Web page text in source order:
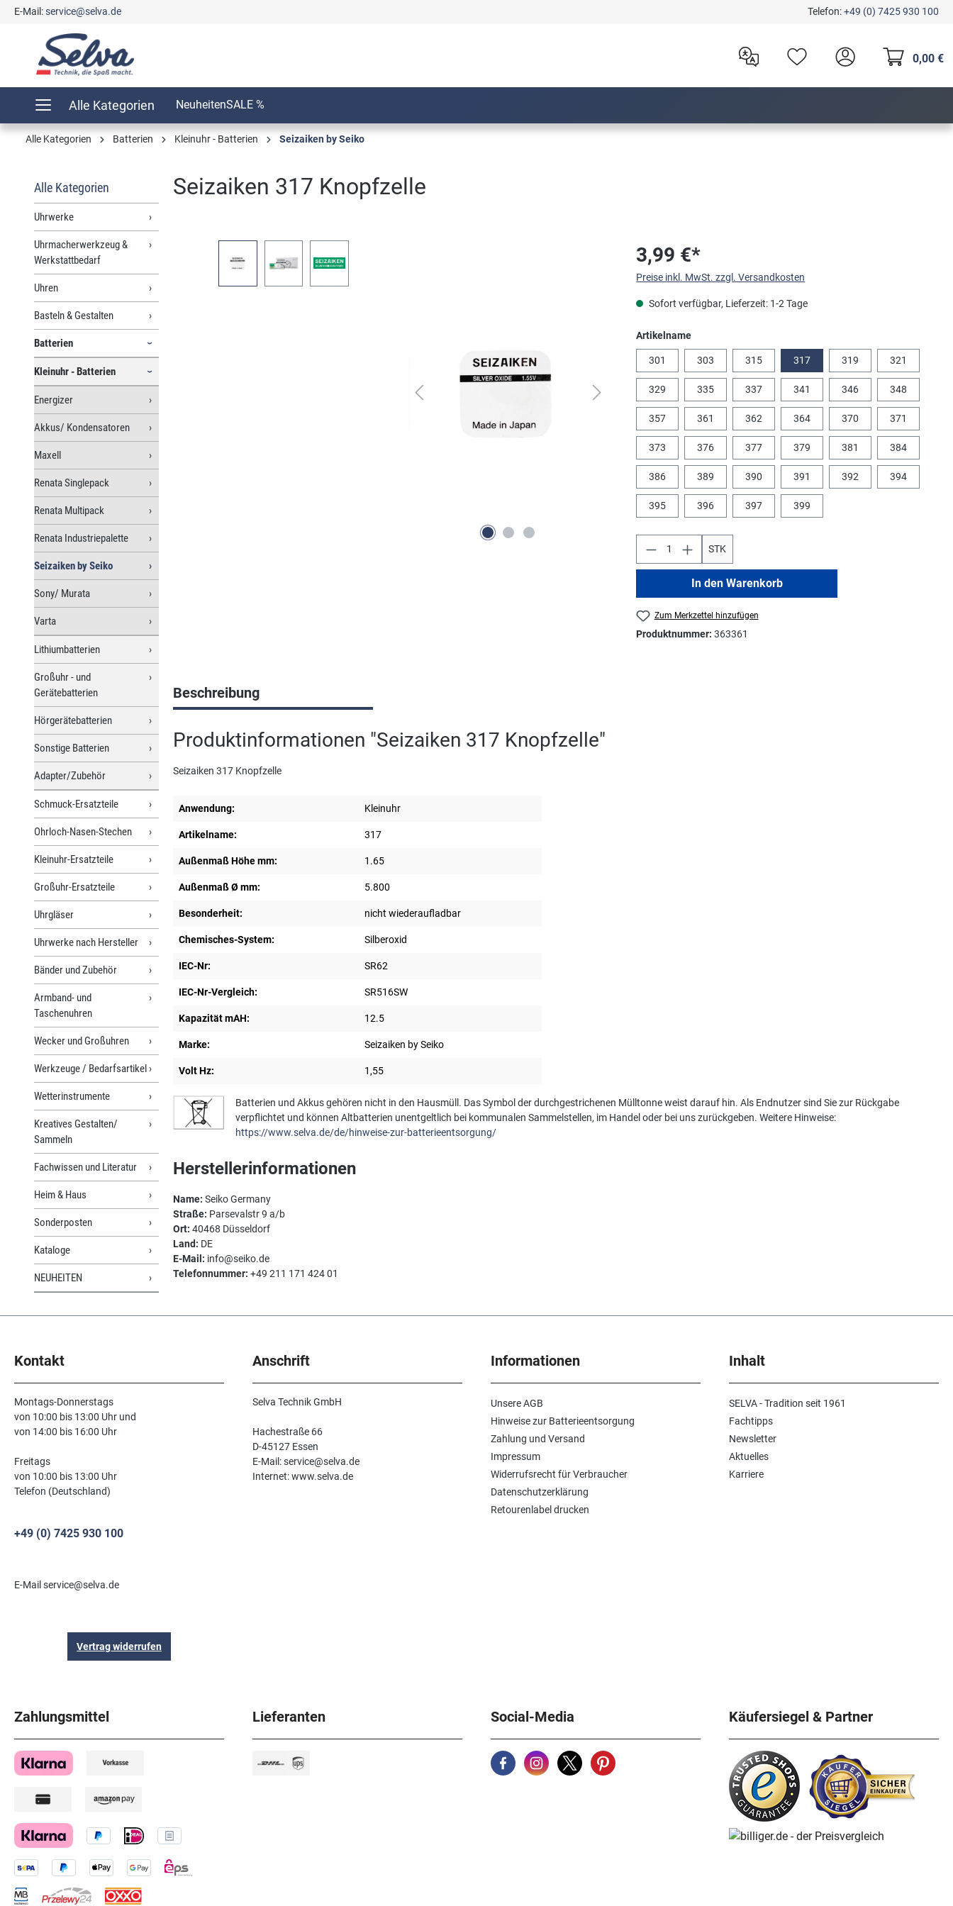
Zur Hauptnavigation springen
E-Mail:service@selva.de Telefon:+49 (0) 7425 930 100
0,00 €
Alle Kategorien NeuheitenSALE %
Alle Kategorien Batterien Kleinuhr - Batterien Seizaiken by Seiko
Alle Kategorien
Uhrwerke
Uhrmacherwerkzeug &
Werkstattbedarf
Uhren
Basteln & Gestalten
Batterien
Kleinuhr - Batterien
Energizer
Akkus/ Kondensatoren
Maxell
Renata Singlepack
Renata Multipack
Renata Industriepalette
Seizaiken by Seiko
Sony/ Murata
Varta
Lithiumbatterien
Großuhr - und
Gerätebatterien
Hörgerätebatterien
Sonstige Batterien
Adapter/Zubehör
Schmuck-Ersatzteile
Ohrloch-Nasen-Stechen
Kleinuhr-Ersatzteile
Großuhr-Ersatzteile
Uhrgläser
Uhrwerke nach Hersteller
Bänder und Zubehör
Armband- und
Taschenuhren
Wecker und Großuhren
Werkzeuge / Bedarfsartikel
Wetterinstrumente
Kreatives Gestalten/
Sammeln
Fachwissen und Literatur
Heim & Haus
Sonderposten
Kataloge
NEUHEITEN
Seizaiken 317 Knopfzelle
3,99 €*
Preise inkl. MwSt. zzgl. Versandkosten
Sofort verfügbar, Lieferzeit: 1-2 Tage
Artikelnameauswählen
301 303 315 317 319 321
329 335 337 341 346 348
357 361 362 364 370 371
373 376 377 379 381 384
386 389 390 391 392 394
395 396 397 399
STK
In den Warenkorb
Zum Merkzettel hinzufügen
Produktnummer:363361
Beschreibung
Produktinformationen "Seizaiken 317 Knopfzelle"
Seizaiken 317 Knopfzelle
Anwendung: Kleinuhr
Artikelname: 317
Außenmaß Höhe mm: 1.65
Außenmaß Ø mm: 5.800
Besonderheit: nicht wiederaufladbar
Chemisches-System: Silberoxid
IEC-Nr: SR62
IEC-Nr-Vergleich: SR516SW
Kapazität mAH: 12.5
Marke: Seizaiken by Seiko
Volt Hz: 1,55
Batterien und Akkus gehören nicht in den Hausmüll. Das Symbol der durchgestrichenen Mülltonne weist darauf hin. Als Endnutzer sind Sie zur Rückgabe
verpflichtet und können Altbatterien unentgeltlich bei kommunalen Sammelstellen, im Handel oder bei uns zurückgeben. Weitere Hinweise:
https://www.selva.de/de/hinweise-zur-batterieentsorgung/
Herstellerinformationen
Name: Seiko Germany
Straße: Parsevalstr 9 a/b
Ort: 40468 Düsseldorf
Land: DE
E-Mail: info@seiko.de
Telefonnummer: +49 211 171 424 01
Kontakt
Montags-Donnerstags
von 10:00 bis 13:00 Uhr und
von 14:00 bis 16:00 Uhr
Freitags
von 10:00 bis 13:00 Uhr
Telefon (Deutschland)
+49 (0) 7425 930 100
E-Mail service@selva.de
Vertrag widerrufen
Anschrift
Selva Technik GmbH
Hachestraße 66
D-45127 Essen
E-Mail: service@selva.de
Internet: www.selva.de
Informationen
Unsere AGB
Hinweise zur Batterieentsorgung
Zahlung und Versand
Impressum
Widerrufsrecht für Verbraucher
Datenschutzerklärung
Retourenlabel drucken
Inhalt
SELVA - Tradition seit 1961
Fachtipps
Newsletter
Aktuelles
Karriere
Zahlungsmittel Lieferanten Social-Media Käufersiegel & Partner